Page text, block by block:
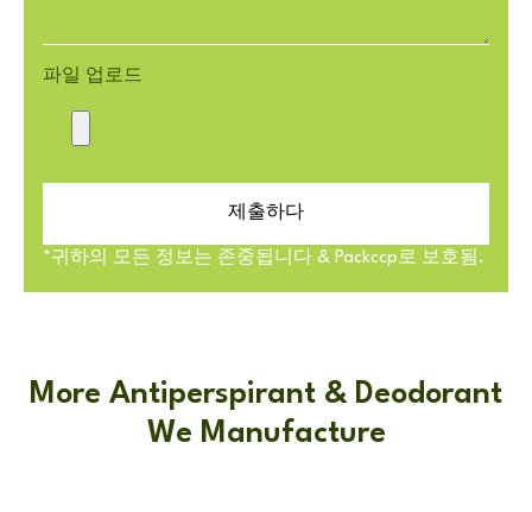
파일 업로드
제출하다
*귀하의 모든 정보는 존중됩니다 & Packccp로 보호됨.
More Antiperspirant & Deodorant
We Manufacture